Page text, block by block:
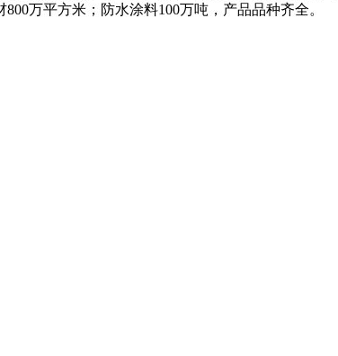
万平方米；防水涂料100万吨，产品品种齐全。